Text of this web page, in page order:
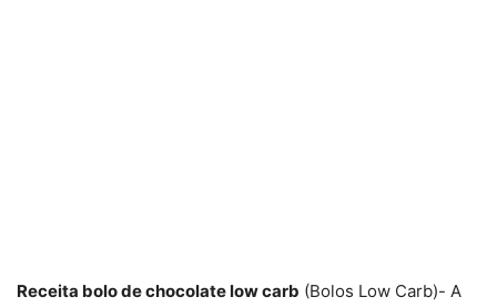
Receita bolo de chocolate low carb (Bolos Low Carb)- A